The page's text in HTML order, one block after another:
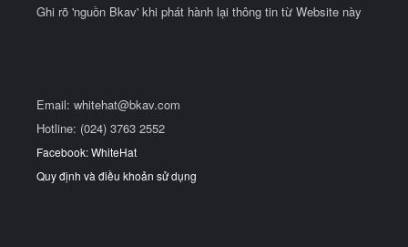
Ghi rõ 'nguồn Bkav' khi phát hành lại thông tin từ Website này
Email: whitehat@bkav.com
Hotline: (024) 3763 2552
Facebook: WhiteHat
Quy định và điều khoản sử dụng